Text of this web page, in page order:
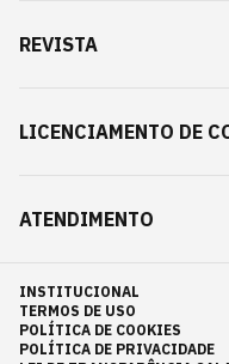
REVISTA
LICENCIAMENTO DE
ATENDIMENTO
INSTITUCIONAL
TERMOS DE USO
POLÍTICA DE COOKIES
POLÍTICA DE PRIVACIDADE